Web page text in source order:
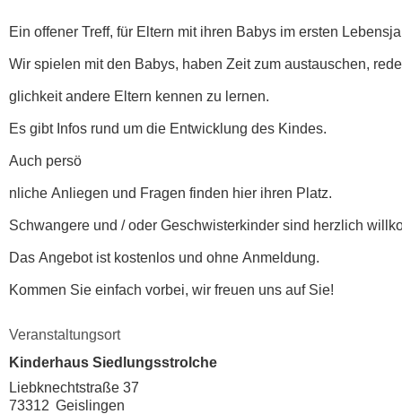
Ein offener Treff, für Eltern mit ihren Babys im ersten
Wir spielen mit den Babys, haben Zeit zum austauschen,
glichkeit andere Eltern kennen zu lernen.
Es gibt Infos rund um die Entwicklung des Kindes.
Auch persö
nliche Anliegen und Fragen finden hier ihren Platz.
Schwangere und / oder Geschwisterkinder sind herzlich
Das Angebot ist kostenlos und ohne Anmeldung.
Kommen Sie einfach vorbei, wir freuen uns auf Sie!
Veranstaltungsort
Kinderhaus Siedlungsstrolche
Liebknechtstraße 37
73312 Geislingen